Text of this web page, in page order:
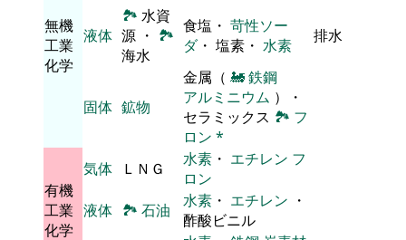
無機
工業
化学
液体
🏞 水資
源 ・ 🏞
海水
食塩・ 苛性ソー
ダ・ 塩素・ 水素 排水
固体 鉱物
金属（ 🚂鉄鋼
アルミニウム ）・
セラミックス 🏞 フ
ロン *
有機
工業
化学
気体 ＬＮＧ 水素 ・ エチレン フ
ロン
液体 🏞 石油 水素 ・ エチレン ・
酢酸ビニル